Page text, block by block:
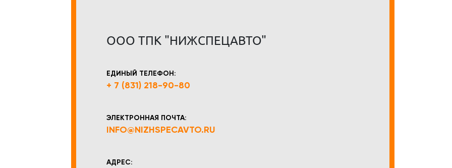
ООО ТПК "НИЖСПЕЦАВТО"
ЕДИНЫЙ ТЕЛЕФОН:
+ 7 (831) 218-90-80
ЭЛЕКТРОННАЯ ПОЧТА:
INFO@NIZHSPECAVTO.RU
АДРЕС: